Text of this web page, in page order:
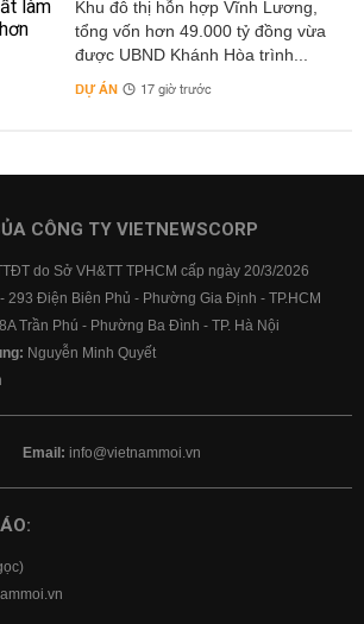
Khu đô thị hỗn hợp Vĩnh Lương,
tổng vốn hơn 49.000 tỷ đồng vừa
được UBND Khánh Hòa trình...
DỰ ÁN 17 giờ trước
CÔNG TY VIETNEWSCORP
do Sở VH&TT TPHCM cấp ngày 20/3/2026
293 Điện Biên Phủ - Phường Gia Định - TP.HCM
Trần Phú - Phường Ba Đình - TP. Hà Nội
Nguyễn Minh Quyết
Email: info@vietnammoi.vn